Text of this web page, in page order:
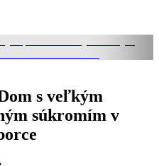
s veľkým
súkromím v